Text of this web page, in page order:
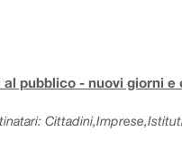
pubblico - nuovi giorni e